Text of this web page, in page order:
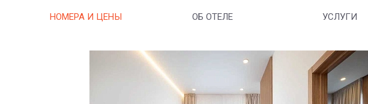
НОМЕРА И ЦЕНЫ ОБ ОТЕЛЕ УСЛУГИ